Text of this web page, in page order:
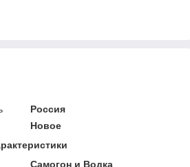
Россия
Новое
Самогон и Водка